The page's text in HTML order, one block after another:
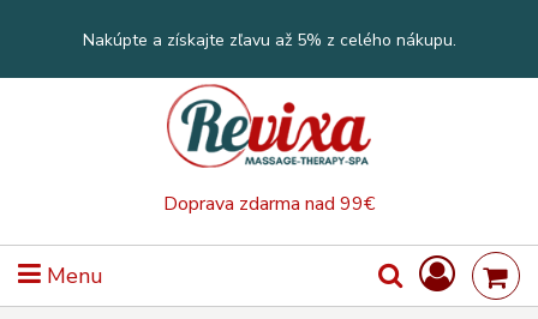
Doprava zdarma nad 99€
Nakúpte a získajte zľavu až 5% z celého nákupu.
Menu